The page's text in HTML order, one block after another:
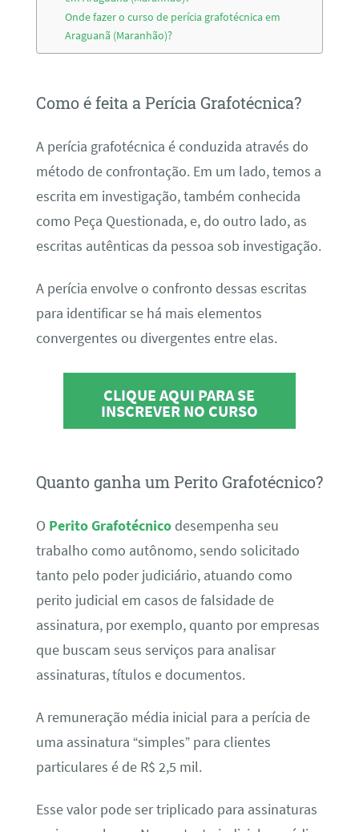
Onde fazer o curso de perícia grafotécnica em
Araguanã (Maranhão)?
Como é feita a Perícia Grafotécnica?
A perícia grafotécnica é conduzida através do
método de confrontação. Em um lado, temos a
escrita em investigação, também conhecida
como Peça Questionada, e, do outro lado, as
escritas autênticas da pessoa sob investigação.
A perícia envolve o confronto dessas escritas
para identificar se há mais elementos
convergentes ou divergentes entre elas.
CLIQUE AQUI PARA SE
INSCREVER NO CURSO
Quanto ganha um Perito Grafotécnico?
O Perito Grafotécnicodesempenha seu
trabalho como autônomo, sendo solicitado
tanto pelo poder judiciário, atuando como
perito judicial em casos de falsidade de
assinatura, por exemplo, quanto por empresas
que buscam seus serviços para analisar
assinaturas, títulos e documentos.
A remuneração média inicial para a perícia de
uma assinatura “simples” para clientes
particulares é de R$ 2,5 mil.
Esse valor pode ser triplicado para assinaturas